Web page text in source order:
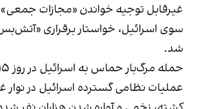
غیرقابل توجیه خواندن «مجازات
سوی اسرائیل، خواستار برقراری
شد.
عملیات نظامی گسترده اسرائیل در نوار